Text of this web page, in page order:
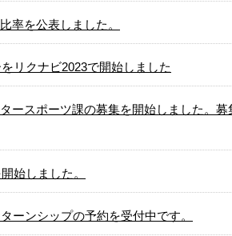
率を公表しました。
リクナビ2023で開始しました
ースポーツ課の募集を開始しました。
始しました。
ーンシップの予約を受付中です。